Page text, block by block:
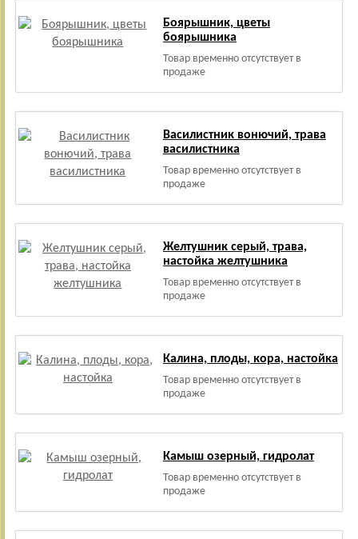
Боярышник, цветы
боярышника
Товар временно отсутствует в
продаже
Василистник вонючий, трава
василистника
Товар временно отсутствует в
продаже
Желтушник серый, трава,
настойка желтушника
Товар временно отсутствует в
продаже
Калина, плоды, кора, настойка
Товар временно отсутствует в
продаже
Камыш озерный, гидролат
Товар временно отсутствует в
продаже